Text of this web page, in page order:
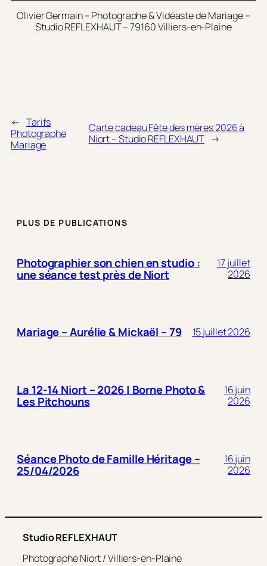
Olivier Germain – Photographe & Vidéaste de Mariage –
Studio REFLEXHAUT – 79160 Villiers-en-Plaine
← Tarifs
Photographe
Mariage
Carte cadeau Fête des mères 2026 à
Niort – Studio REFLEXHAUT →
PLUS DE PUBLICATIONS
Photographier son chien en studio :
une séance test près de Niort
17 juillet
2026
Mariage – Aurélie & Mickaël – 79 15 juillet 2026
La 12-14 Niort – 2026 | Borne Photo &
Les Pitchouns
16 juin
2026
Séance Photo de Famille Héritage –
25/04/2026
16 juin
2026
Studio REFLEXHAUT
Photographe Niort / Villiers-en-Plaine